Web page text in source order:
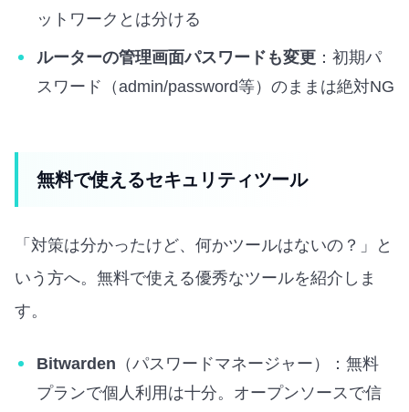
ットワークとは分ける
ルーターの管理画面パスワードも変更 ：初期パ
スワード（admin/password等）のままは絶対NG
無料で使えるセキュリティツール
「対策は分かったけど、何かツールはないの？」と
いう方へ。無料で使える優秀なツールを紹介しま
す。
Bitwarden （パスワードマネージャー）：無料
プランで個人利用は十分。オープンソースで信